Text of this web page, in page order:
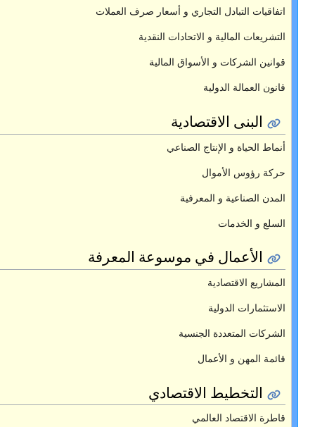
صرف العملات
المعرفة